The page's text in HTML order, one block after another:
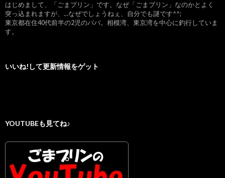
はじめまして、「ごまプリン」です。なぜ「ごまプリン」なのかとよく
突っ込まれますが、...なぜでしょうねぇ、自分でも謎です^^;
東京都在住40代前半の2児のパパ。相模湾、東京湾を中心に釣行していま
す。
いいね!して更新情報をゲット
YOUTUBEも見てね♪